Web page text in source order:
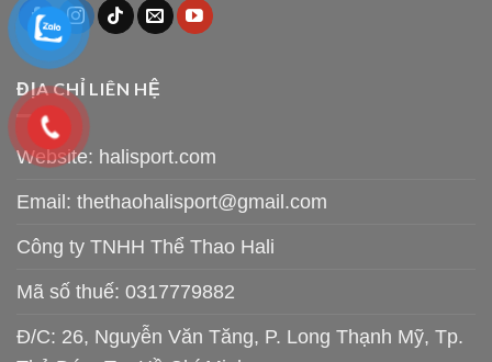
ĐỊA CHỈ LIÊN HỆ
Website: halisport.com
Email: thethaohalisport@gmail.com
Công ty TNHH Thể Thao Hali
Mã số thuế: 0317779882
Đ/C: 26, Nguyễn Văn Tăng, P. Long Thạnh Mỹ, Tp.